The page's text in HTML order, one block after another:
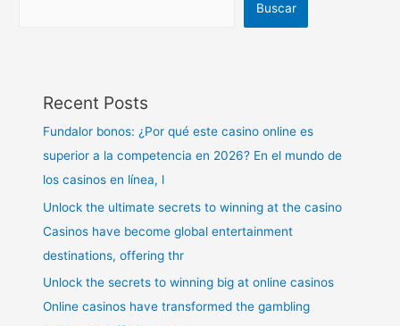
Buscar
Recent Posts
Fundalor bonos: ¿Por qué este casino online es
superior a la competencia en 2026? En el mundo de
los casinos en línea, l
Unlock the ultimate secrets to winning at the casino
Casinos have become global entertainment
destinations, offering thr
Unlock the secrets to winning big at online casinos
Online casinos have transformed the gambling